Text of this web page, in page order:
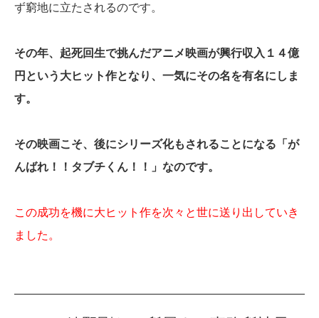
ず窮地に立たされるのです。
その年、起死回生で挑んだアニメ映画が興行収入１４億
円という大ヒット作となり、一気にその名を有名にしま
す。
その映画こそ、後にシリーズ化もされることになる「が
んばれ！！タブチくん！！」なのです。
この成功を機に大ヒット作を次々と世に送り出していき
ました。